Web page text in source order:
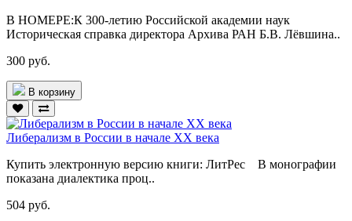
В НОМЕРЕ:К 300-летию Российской академии наук
Историческая справка директора Архива РАН Б.В. Лёвшина..
300 руб.
В корзину
Либерализм в России в начале ХХ века
Купить электронную версию книги: ЛитРес В монографии
показана диалектика проц..
504 руб.